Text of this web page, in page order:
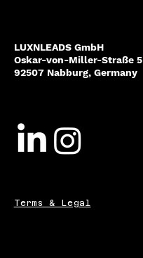
Terms & Legal
LUXNLEADS GmbH
Oskar-von-Miller-Straße 5
92507 Nabburg, Germany